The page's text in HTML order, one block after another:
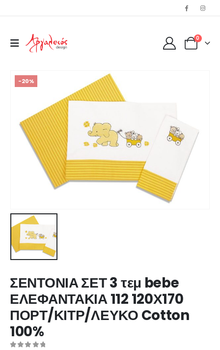
0
-20%
ΣΕΝΤΟΝΙΑ ΣΕΤ 3 τεμ bebe
ΕΛΕΦΑΝΤΑΚΙΑ 112 120Χ170
ΠΟΡΤ/ΚΙΤΡ/ΛΕΥΚΟ Cotton
100%